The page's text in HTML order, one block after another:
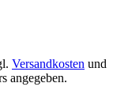
Versandkosten und
angegeben.